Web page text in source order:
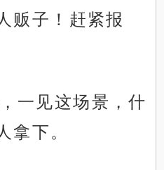
贩子！赶紧报
一见这场景，什
拿下。